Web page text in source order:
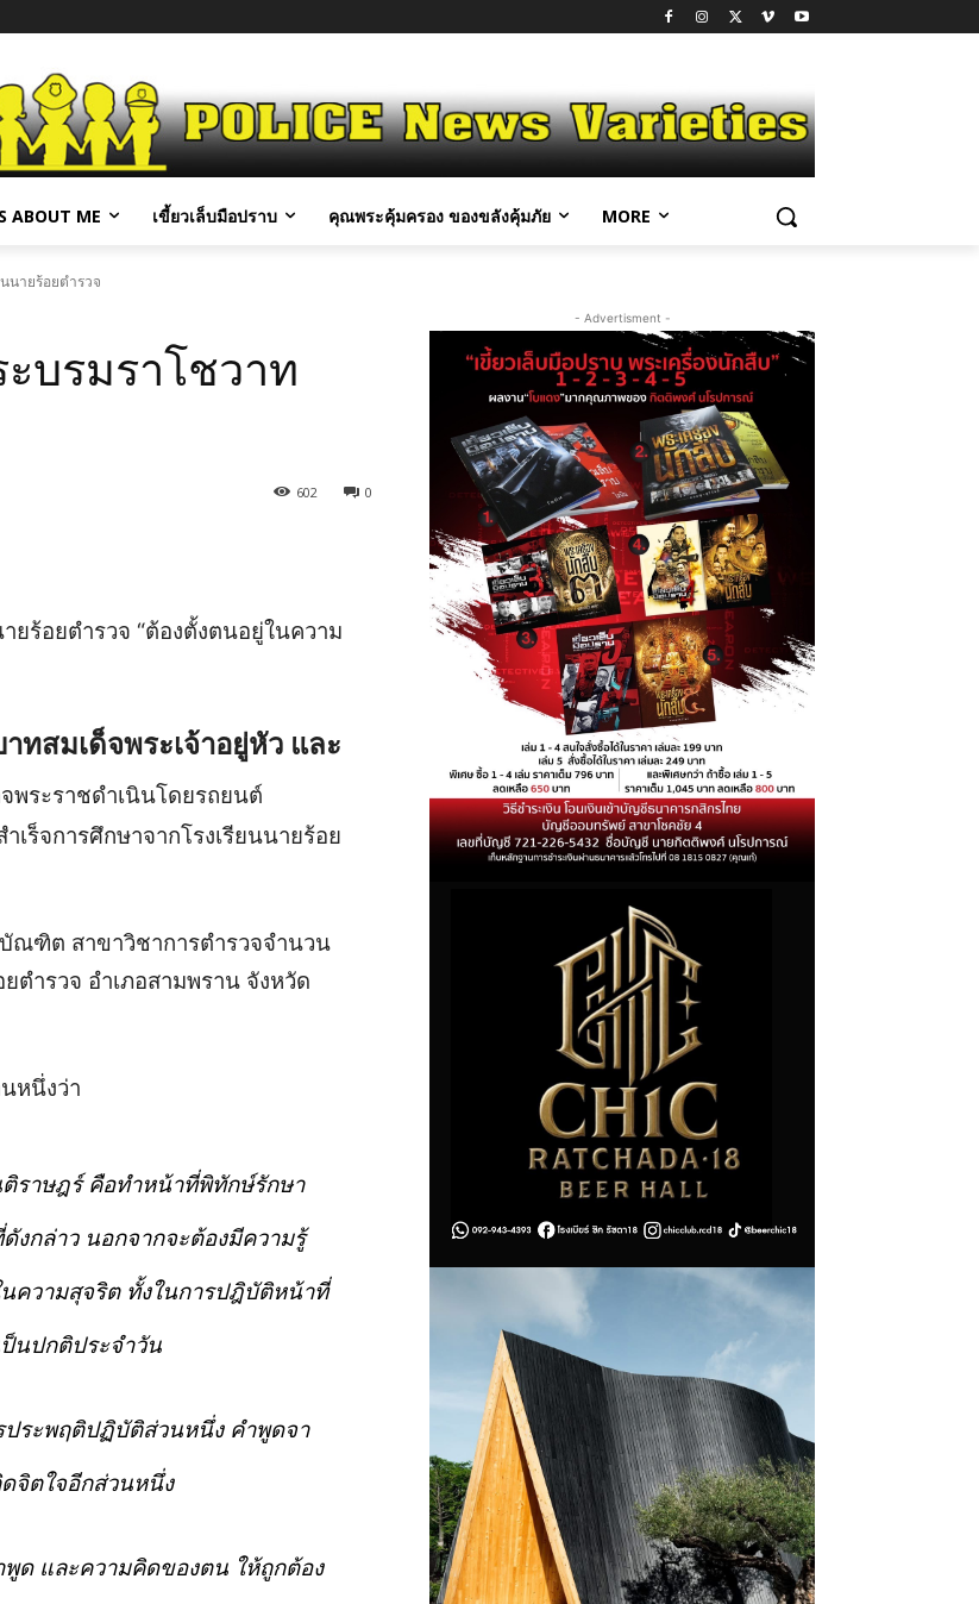
ABOUT ME เขี้ยวเล็บมือปราบ คุณพระคุ้มครอง ของขลังคุ้มภัย MORE
นายร้อยตำรวจ
บรมราโชวาท
0
602
ยร้อยตำรวจ “ต้องตั้งตนอยู่ในความ
ทสมเด็จพระเจ้าอยู่หัว และ
จพระราชดำเนินโดยรถยนต์
ร็จการศึกษาจากโรงเรียนนายร้อย
บัณฑิต สาขาวิชาการตำรวจจำนวน
ยตำรวจ อำเภอสามพราน จังหวัด
หนึ่งว่า
ราษฎร์ คือทำหน้าที่พิทักษ์รักษา
งกล่าว นอกจากจะต้องมีความรู้
ความสุจริต ทั้งในการปฎิบัติหน้าที่
นปกติประจำวัน
ประพฤติปฏิบัติส่วนหนึ่ง คำพูดจา
จิตใจอีกส่วนหนึ่ง
พูด และความคิดของตน ให้ถูกต้อง
- Advertisment -